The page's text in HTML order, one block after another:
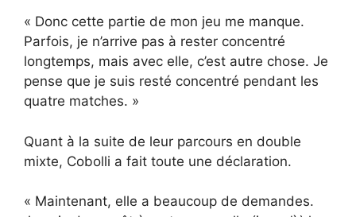
« Donc cette partie de mon jeu me manque.
Parfois, je n’arrive pas à rester concentré
longtemps, mais avec elle, c’est autre chose. Je
pense que je suis resté concentré pendant les
quatre matches. »
Quant à la suite de leur parcours en double
mixte, Cobolli a fait toute une déclaration.
« Maintenant, elle a beaucoup de demandes.